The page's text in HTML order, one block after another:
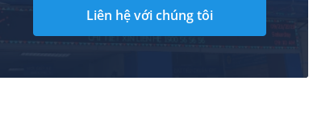
Liên hệ với chúng tôi